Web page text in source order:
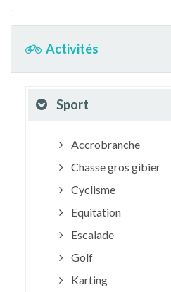
Activités
Sport
Accrobranche
Chasse gros gibier
Cyclisme
Equitation
Escalade
Golf
Karting